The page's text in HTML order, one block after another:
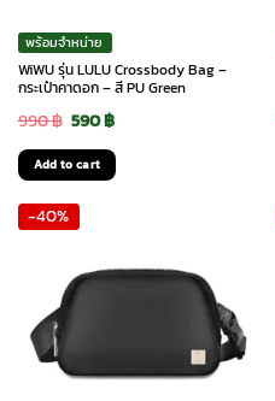
พร้อมจำหน่าย
WiWU รุ่น LULU Crossbody Bag –
กระเป๋าคาดอก – สี PU Green
990฿ Original
price
was:
990 ฿.
590฿Current
price
Add to cart
-40%